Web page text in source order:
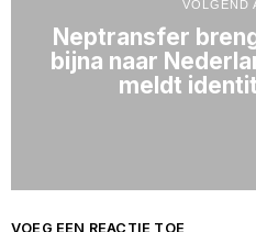
VOLGEND
Neptransfer
bijna naar
meldt
VOEG EEN REACTIE TOE